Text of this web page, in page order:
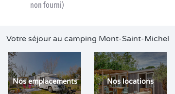
non fourni)
Votre séjour au camping Mont-Saint-Michel
Nos emplacements Nos locations